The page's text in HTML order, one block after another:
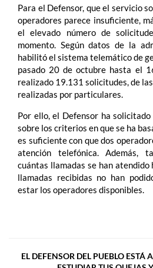
Para el Defensor, que el servicio
operadores parece insuficiente,
el elevado número de
momento. Según datos de la
habilitó el sistema telemático de
pasado 20 de octubre hasta el
realizado 19.131 solicitudes, de
realizadas por particulares.
Por ello, el Defensor ha
sobre los criterios en que se ha
es suficiente con que dos
atención telefónica. Además,
cuántas llamadas se han
llamadas recibidas no han
estar los operadores disponibles.
EL DEFENSOR DEL PUEBLO ESTÁ